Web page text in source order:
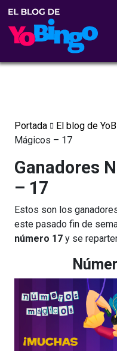
Portada El blog de
Mágicos – 17
Ganadores
– 17
Estos son los
este pasado fin de
número 17 y se